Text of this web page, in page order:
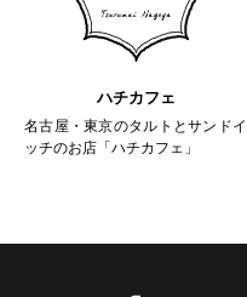
ハチカフェ
名古屋・東京のタルトとサンドイ
ッチのお店「ハチカフェ」